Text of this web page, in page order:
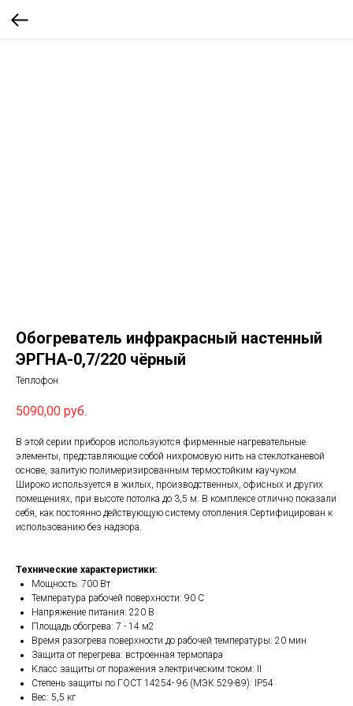
Обогреватель инфракрасный настенный
ЭРГНА-0,7/220 чёрный
Теплофон
5090,00 руб.
В этой серии приборов используются фирменные нагревательные
элементы, представляющие собой нихромовую нить на стеклотканевой
основе, залитую полимеризированным термостойким каучуком.
Широко используется в жилых, производственных, офисных и других
помещениях, при высоте потолка до 3,5 м. В комплексе отлично показали
себя, как постоянно действующую систему отопления.Сертифицирован к
использованию без надзора.
Технические характеристики:
Мощность: 700 Вт
Температура рабочей поверхности: 90 С
Напряжение питания: 220 В
Площадь обогрева: 7 - 14 м2
Время разогрева поверхности до рабочей температуры: 20 мин
Защита от перегрева: встроенная термопара
Класс защиты от поражения электрическим током: II
Степень защиты по ГОСТ 14254- 96 (МЭК 529-89): IP54
Вес: 5,5 кг